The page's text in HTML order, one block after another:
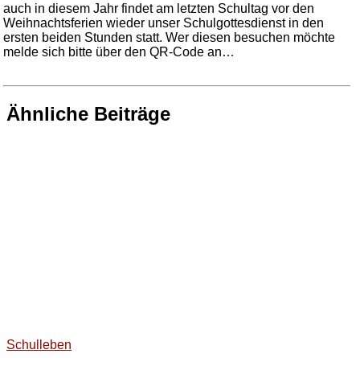
auch in diesem Jahr findet am letzten Schultag vor den
Weihnachtsferien wieder unser Schulgottesdienst in den
ersten beiden Stunden statt. Wer diesen besuchen möchte
melde sich bitte über den QR-Code an…
Ähnliche Beiträge
Schulleben